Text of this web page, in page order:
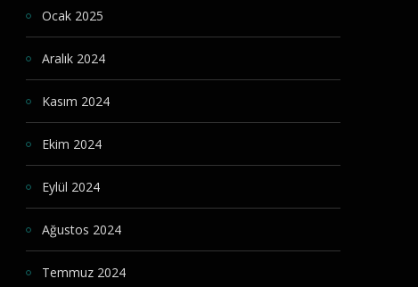
Ocak 2025
Aralık 2024
Kasım 2024
Ekim 2024
Eylül 2024
Ağustos 2024
Temmuz 2024